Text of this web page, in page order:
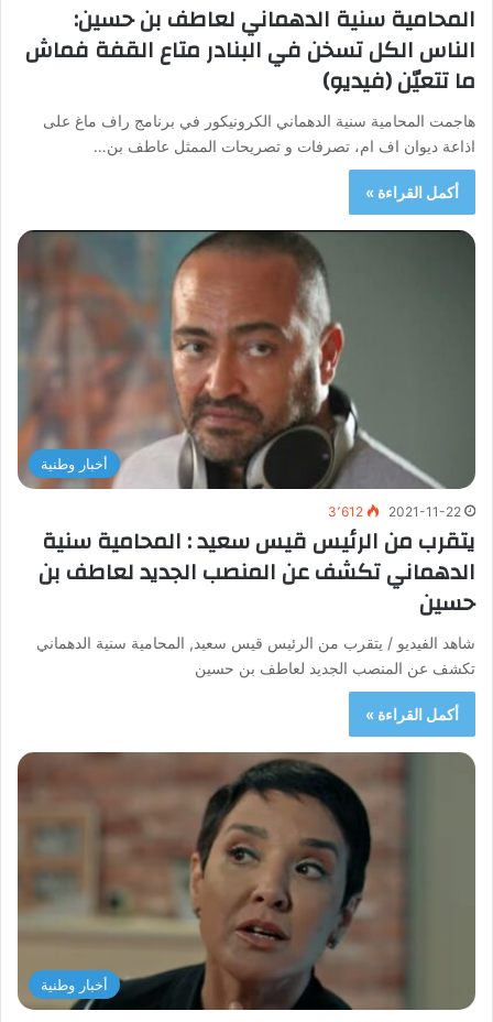
المحامية سنية الدهماني لعاطف بن حسين:
الناس الكل تسخن في البنادر متاع القفة فماش
ما تتعيّن (فيديو)
هاجمت المحامية سنية الدهماني الكرونيكور في برنامج راف ماغ على
اذاعة ديوان اف ام، تصرفات و تصريحات الممثل عاطف بن…
أكمل القراءة »
أخبار وطنية
2021-11-22 3٬612
يتقرب من الرئيس قيس سعيد : المحامية سنية
الدهماني تكشف عن المنصب الجديد لعاطف بن
حسين
شاهد الفيديو / يتقرب من الرئيس قيس سعيد, المحامية سنية الدهماني
تكشف عن المنصب الجديد لعاطف بن حسين
أكمل القراءة »
أخبار وطنية